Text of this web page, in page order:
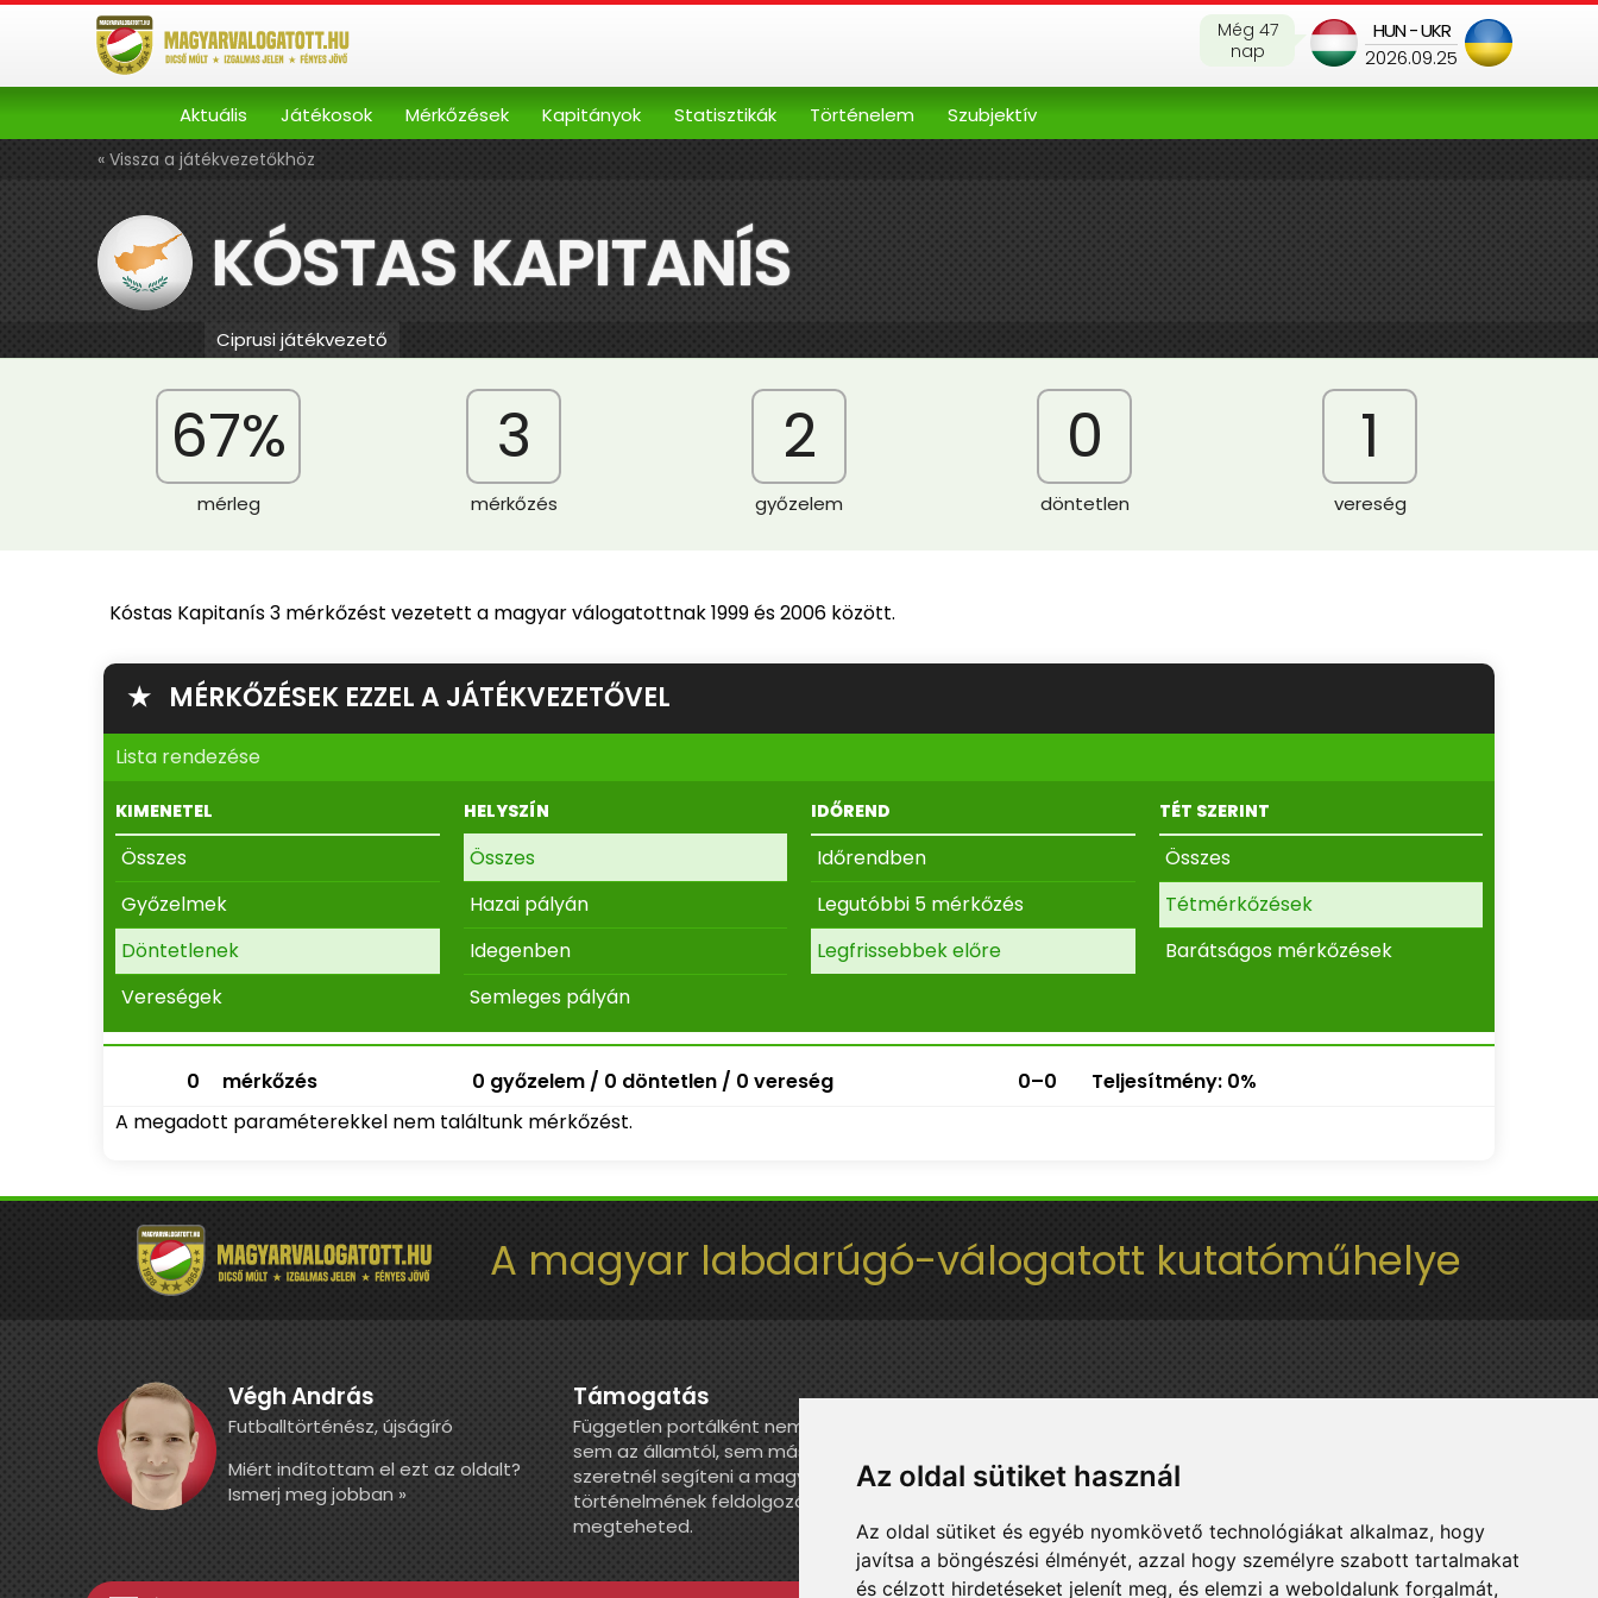
Az oldal sütiket használ
Az oldal sütiket és egyéb nyomkövető technológiákat alkalmaz, hogy
javítsa a böngészési élményét, azzal hogy személyre szabott tartalmakat
és célzott hirdetéseket jelenít meg, és elemzi a weboldalunk forgalmát,
HUN - UKR
2026.09.25
Még 47
nap
Aktuális Játékosok Mérkőzések Kapitányok Statisztikák Történelem Szubjektív
« Vissza a játékvezetőkhöz
KÓSTAS KAPITANÍS
Ciprusi játékvezető
67%
mérleg
3
mérkőzés
2
győzelem
0
döntetlen
1
vereség
Kóstas Kapitanís 3 mérkőzést vezetett a magyar válogatottnak 1999 és 2006 között.
★ MÉRKŐZÉSEK EZZEL A JÁTÉKVEZETŐVEL
Lista rendezése
KIMENETEL
Összes
Győzelmek
Döntetlenek
Vereségek
HELYSZÍN
Összes
Hazai pályán
Idegenben
Semleges pályán
IDŐREND
Időrendben
Legutóbbi 5 mérkőzés
Legfrissebbek előre
TÉT SZERINT
Összes
Tétmérkőzések
Barátságos mérkőzések
0 mérkőzés 0 győzelem / 0 döntetlen / 0 vereség 0–0
Teljesítmény: 0%
A megadott paraméterekkel nem találtunk mérkőzést.
A magyar labdarúgó-válogatott kutatóműhelye
Végh András
Futballtörténész, újságíró
Miért indítottam el ezt az oldalt?
Ismerj meg jobban »
Támogatás
Független portálként nem kapunk juttatást
sem az államtól, sem más szervezettől. Ha
szeretnél segíteni a magyar válogatott
történelmének feldolgozásában, itt
megteheted.